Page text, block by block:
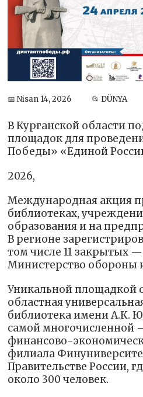
📅 Nisan 14, 2026 📂 DÜNYA
В Курганской области
площадок для
Победы» «Единой
2026,
Международная акция
библиотеках,
образования и на
В регионе
том числе 11 закрытых
Министерство обороны
Уникальной площадкой
областная
библиотека имени А.К.
самой
финансово-
филиала
Правительстве России,
около 300 человек.